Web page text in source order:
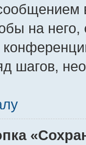
на
шагов,